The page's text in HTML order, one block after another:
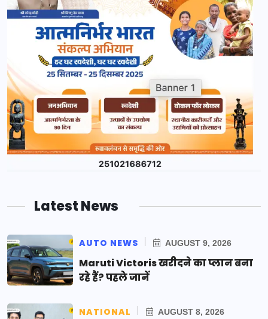
Latest News
AUTO NEWS AUGUST 9, 2026
Maruti Victoris खरीदने का प्लान बना
रहे हैं? पहले जानें
NATIONAL AUGUST 8, 2026